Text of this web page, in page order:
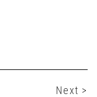
Next >